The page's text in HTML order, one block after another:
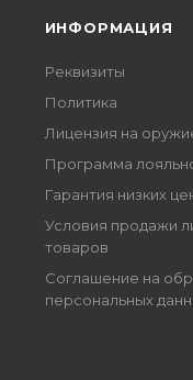
ИНФОРМАЦИЯ
Реквизиты
Политика
Лицензия на
Программа
Гарантия низких
Условия продажи
товаров
Соглашение на
персональных